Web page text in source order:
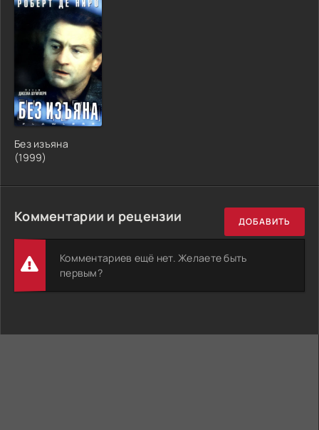
Без изъяна
(1999)
Комментарии и рецензии ДОБАВИТЬ
Комментариев ещё нет. Желаете быть
первым?